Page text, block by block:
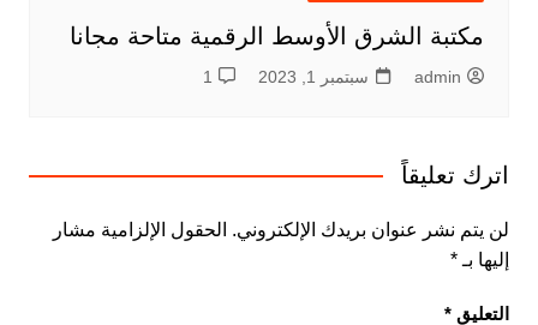
مكتبة الشرق الأوسط الرقمية متاحة مجانا
admin سبتمبر 1, 2023 1
اترك تعليقاً
لن يتم نشر عنوان بريدك الإلكتروني. الحقول الإلزامية مشار
إليها بـ *
التعليق *